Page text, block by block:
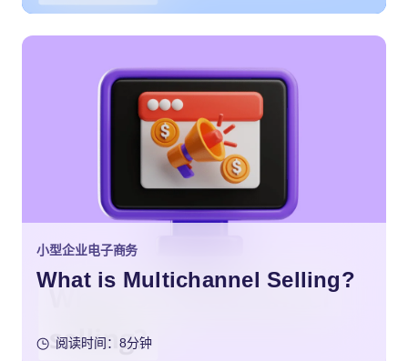
小型企业电子商务
What is Multichannel Selling?
阅读时间：8分钟